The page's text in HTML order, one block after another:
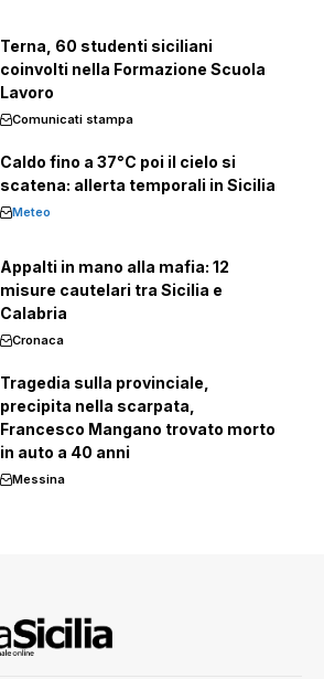
Terna, 60 studenti siciliani
coinvolti nella Formazione Scuola
Lavoro
Comunicati stampa
Caldo fino a 37°C poi il cielo si
scatena: allerta temporali in Sicilia
Meteo
Appalti in mano alla mafia: 12
misure cautelari tra Sicilia e
Calabria
Cronaca
Tragedia sulla provinciale,
precipita nella scarpata,
Francesco Mangano trovato morto
in auto a 40 anni
Messina